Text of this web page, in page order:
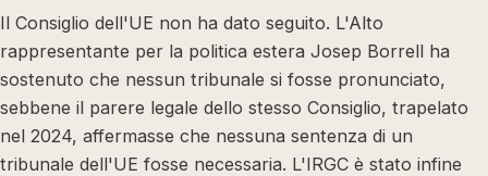
Il Consiglio dell'UE non ha dato seguito. L'Alto
rappresentante per la politica estera Josep Borrell ha
sostenuto che nessun tribunale si fosse pronunciato,
sebbene il parere legale dello stesso Consiglio, trapelato
nel 2024, affermasse che nessuna sentenza di un
tribunale dell'UE fosse necessaria. L'IRGC è stato infine